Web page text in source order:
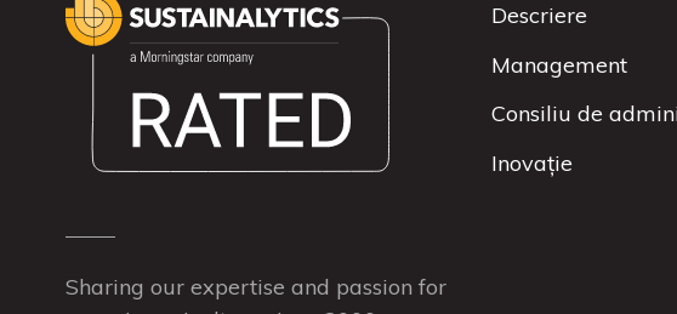
Sharing our expertise and passion for
Descriere
Management
Consiliu de
Inovație